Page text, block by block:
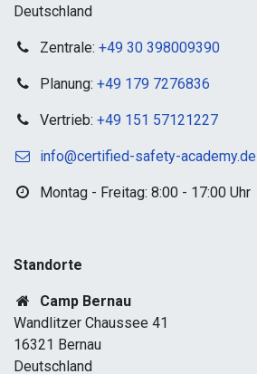
Deutschland
Zentrale: +49 30 398009390
Planung: +49 179 7276836
Vertrieb: +49 151 57121227
info@certified-safety-academy.de
Montag - Freitag: 8:00 - 17:00 Uhr
Standorte​
Camp Bernau
Wandlitzer Chaussee 41
16321 Bernau
Deutschland